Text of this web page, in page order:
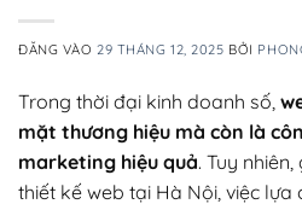
ĐĂNG VÀO29 THÁNG 12, 2025 BỞI
Trong thời đại kinh doanh số,
mặt thương hiệu mà còn là
marketing hiệu quả. Tuy
thiết kế web tại Hà Nội, việc lựa